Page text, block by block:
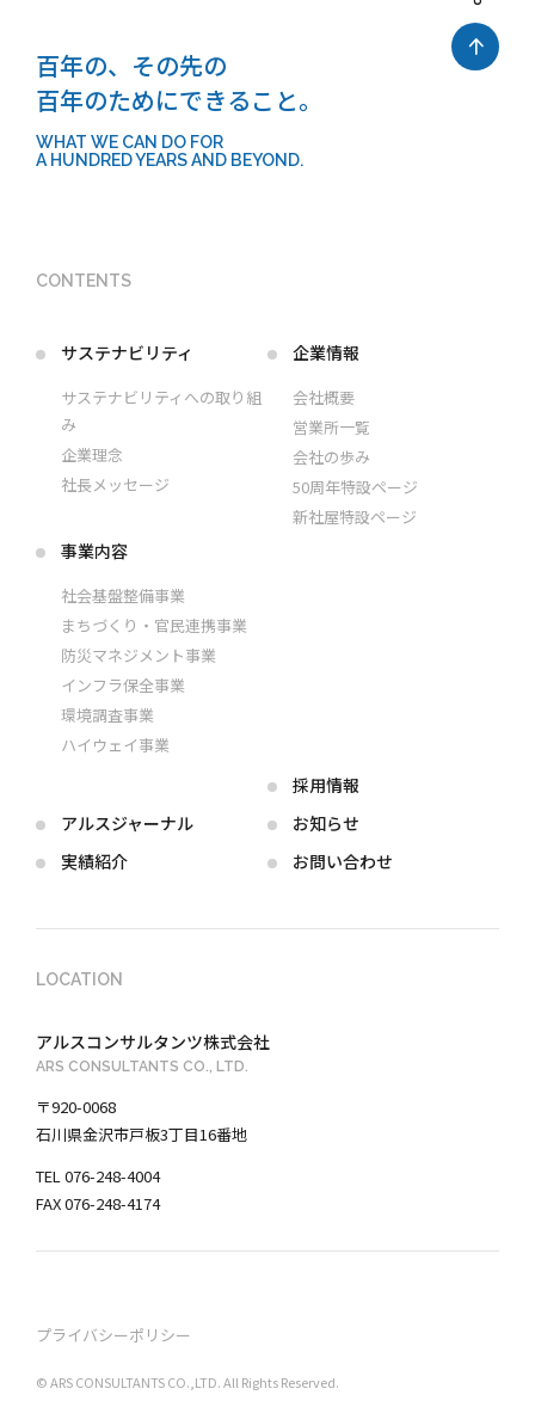
百年の、その先の
百年のためにできること。
WHAT WE CAN DO FOR
A HUNDRED YEARS AND BEYOND.
CONTENTS
サステナビリティ
サステナビリティへの取り組
み
企業理念
社長メッセージ
企業情報
会社概要
営業所一覧
会社の歩み
50周年特設ページ
新社屋特設ページ
事業内容
社会基盤整備事業
まちづくり・官民連携事業
防災マネジメント事業
インフラ保全事業
環境調査事業
ハイウェイ事業
アルスジャーナル
実績紹介
採用情報
お知らせ
お問い合わせ
LOCATION
アルスコンサルタンツ株式会社
ARS CONSULTANTS CO., LTD.
〒920-0068
石川県金沢市戸板3丁目16番地
TEL 076-248-4004
FAX 076-248-4174
プライバシーポリシー
©︎ ARS CONSULTANTS CO.,LTD. All Rights Reserved.